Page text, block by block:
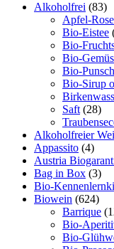
Alkoholfrei (83)
Apfel-
Bio-Eistee
Bio-
Bio-
Bio-Punsch
Bio-Sirup
Saft (28)
Alkoholfreier
Appassito (4)
Austria
Bag in Box (3)
Bio-
Biowein (624)
Barrique
Bio-
Bio-